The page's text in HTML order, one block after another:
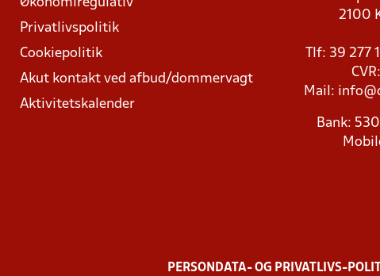
Økonomiregulativ
Privatlivspolitik
Cookiepolitik
Akut kontakt ved afbud/dommervagt
Aktivitetskalender
2100
Tlf: 39
Mail:
Bank:
PERSONDATA- OG PRIVATLIVS-